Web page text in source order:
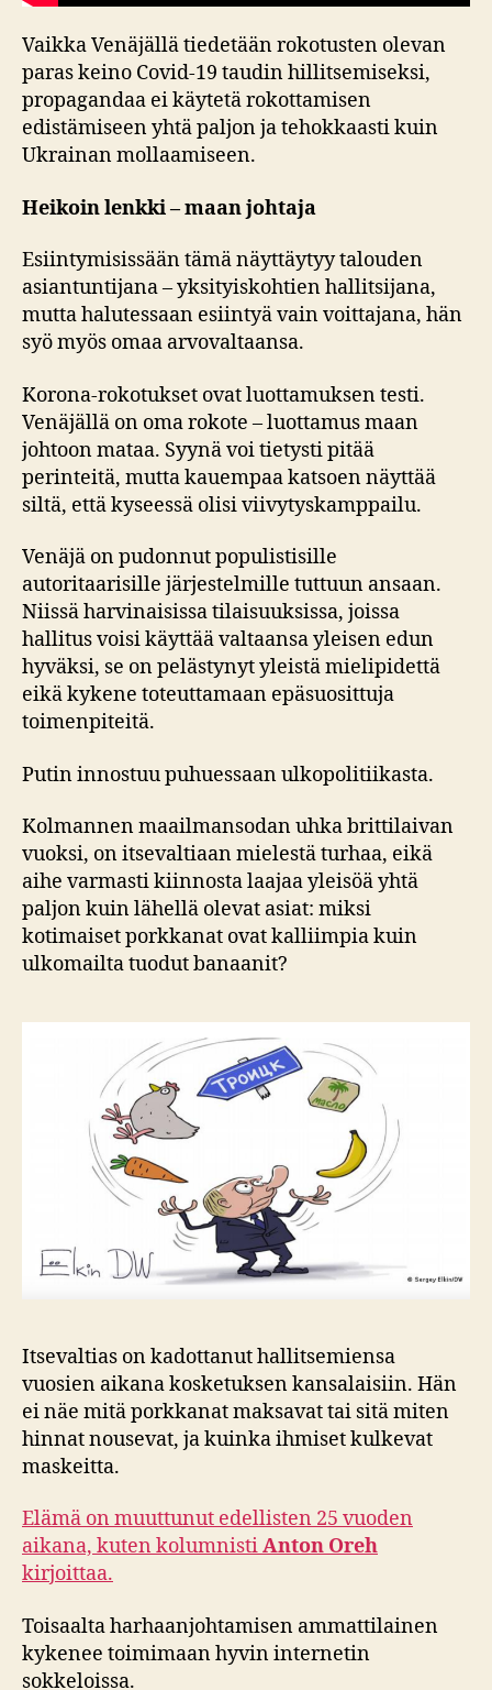
Vaikka Venäjällä tiedetään rokotusten olevan
paras keino Covid-19 taudin hillitsemiseksi,
propagandaa ei käytetä rokottamisen
edistämiseen yhtä paljon ja tehokkaasti kuin
Ukrainan mollaamiseen.
Heikoin lenkki – maan johtaja
Esiintymisissään tämä näyttäytyy talouden
asiantuntijana – yksityiskohtien hallitsijana,
mutta halutessaan esiintyä vain voittajana, hän
syö myös omaa arvovaltaansa.
Korona-rokotukset ovat luottamuksen testi.
Venäjällä on oma rokote – luottamus maan
johtoon mataa. Syynä voi tietysti pitää
perinteitä, mutta kauempaa katsoen näyttää
siltä, että kyseessä olisi viivytyskamppailu.
Venäjä on pudonnut populistisille
autoritaarisille järjestelmille tuttuun ansaan.
Niissä harvinaisissa tilaisuuksissa, joissa
hallitus voisi käyttää valtaansa yleisen edun
hyväksi, se on pelästynyt yleistä mielipidettä
eikä kykene toteuttamaan epäsuosittuja
toimenpiteitä.
Putin innostuu puhuessaan ulkopolitiikasta.
Kolmannen maailmansodan uhka brittilaivan
vuoksi, on itsevaltiaan mielestä turhaa, eikä
aihe varmasti kiinnosta laajaa yleisöä yhtä
paljon kuin lähellä olevat asiat: miksi
kotimaiset porkkanat ovat kalliimpia kuin
ulkomailta tuodut banaanit?
Itsevaltias on kadottanut hallitsemiensa
vuosien aikana kosketuksen kansalaisiin. Hän
ei näe mitä porkkanat maksavat tai sitä miten
hinnat nousevat, ja kuinka ihmiset kulkevat
maskeitta.
Elämä on muuttunut edellisten 25 vuoden
aikana, kuten kolumnistiAnton Oreh
kirjoittaa.
Toisaalta harhaanjohtamisen ammattilainen
kykenee toimimaan hyvin internetin
sokkeloissa.